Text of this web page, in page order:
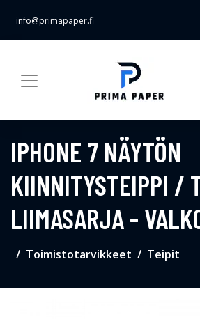
info@primapaper.fi
IPHONE 7 NÄYTÖN
KIINNITYSTEIPPI /
LIIMASARJA -
Toimistotarvikkeet Teipit